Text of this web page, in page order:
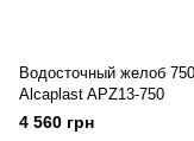
Водосточный желоб
Alcaplast APZ13-750
4 560 грн